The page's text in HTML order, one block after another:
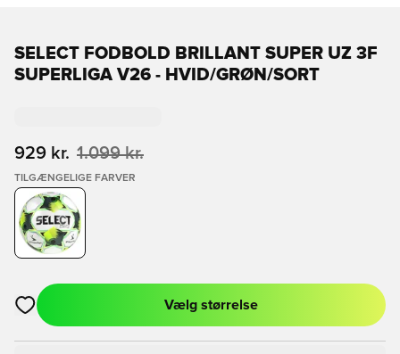
SELECT FODBOLD BRILLANT SUPER UZ 3F
SUPERLIGA V26 - HVID/GRØN/SORT
929 kr. 1.099 kr.
TILGÆNGELIGE FARVER
Åbner en Modal til at logge ind eller tilmelde dig som medlem
Vælg størrelse